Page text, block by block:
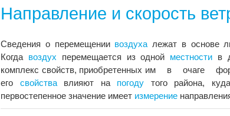
Направление и скорость
Сведения о перемещении воздуха лежат в основе
Когда воздух перемещается из одной местности в
комплекс свойств, приобретенных им в очаге
его свойствавлияют на погоду того района,
первостепенное значение имеет измерение